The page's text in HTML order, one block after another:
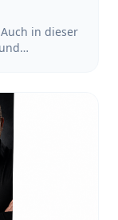
in dieser
6 bis 12
31.08.